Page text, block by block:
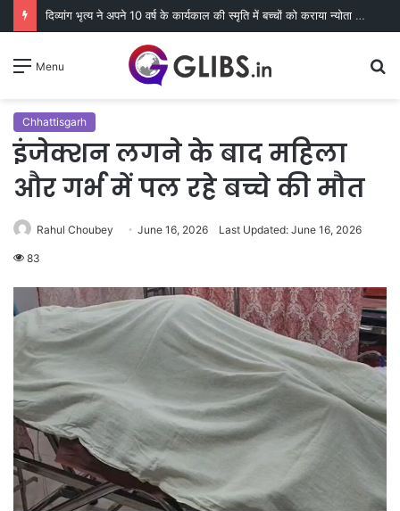
दिव्यांग भृत्य ने अपने 10 वर्ष के कार्यकाल की स्मृति में बच्चों को कराया न्योता भोज
Menu
Chhattisgarh
इंजेक्शन लगने के बाद महिला
और गर्भ में पल रहे बच्चे की मौत
Rahul Choubey June 16, 2026 Last Updated: June 16, 2026
83